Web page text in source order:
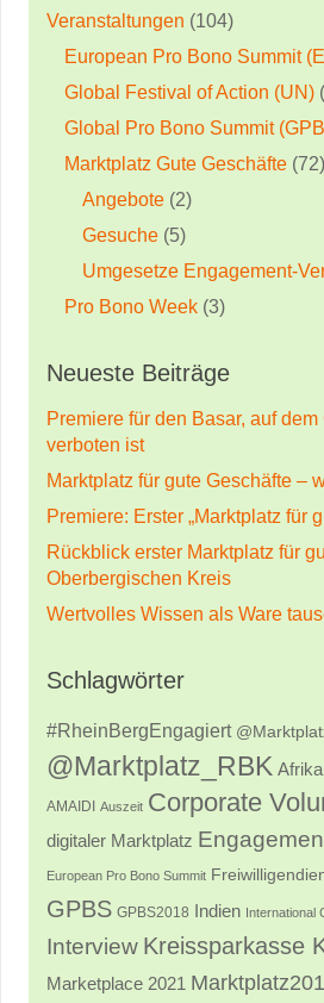
Veranstaltungen (104)
European Pro Bono Summit
Global Festival of Action (UN)
Global Pro Bono Summit
Marktplatz Gute Geschäfte (72)
Angebote (2)
Gesuche (5)
Umgesetze Engagement-
Pro Bono Week (3)
Neueste Beiträge
Premiere für den Basar, auf
verboten ist
Marktplatz für gute Geschäfte –
Premiere: Erster „Marktplatz für
Rückblick erster Marktplatz für
Oberbergischen Kreis
Wertvolles Wissen als Ware
Schlagwörter
#RheinBergEngagiert
@Marktplatz_RBK Afrika
AMAIDI Auszeit Corporate
digitaler Marktplatz
European Pro Bono Summit
GPBS GPBS2018 Indien International
Interview Kreissparkasse
Marketplace 2021